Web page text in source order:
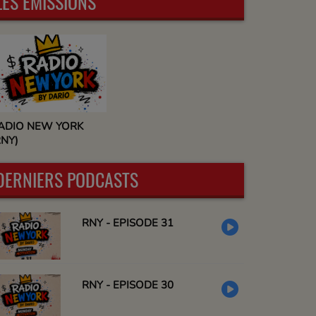
NEW YORK
PODCASTS
RNY - EPISODE 31
RNY - EPISODE 30